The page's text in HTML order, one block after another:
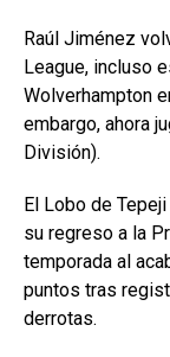
Raúl Jiménez
League, incluso
Wolverhampton
embargo, ahora
División).
El Lobo de
su regreso a la
temporada al
puntos tras
derrotas.